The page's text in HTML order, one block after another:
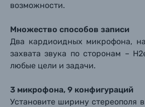
возможности.
Множество способов записи
Два кардиоидных микрофона,
захвата звука по сторонам –
любые цели и задачи.
3 микрофона, 9 конфигураций
Установите ширину стереополя